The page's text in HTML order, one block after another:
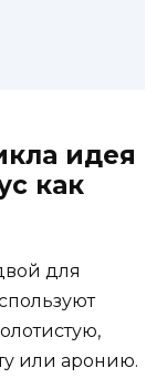
идея
как
для
или аронию.